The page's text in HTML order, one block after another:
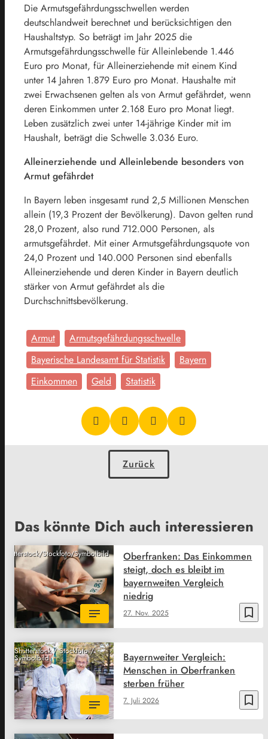
Die Armutsgefährdungsschwellen werden
deutschlandweit berechnet und berücksichtigen den
Haushaltstyp. So beträgt im Jahr 2025 die
Armutsgefährdungsschwelle für Alleinlebende 1.446
Euro pro Monat, für Alleinerziehende mit einem Kind
unter 14 Jahren 1.879 Euro pro Monat. Haushalte mit
zwei Erwachsenen gelten als von Armut gefährdet, wenn
deren Einkommen unter 2.168 Euro pro Monat liegt.
Leben zusätzlich zwei unter 14-jährige Kinder mit im
Haushalt, beträgt die Schwelle 3.036 Euro.
Alleinerziehende und Alleinlebende besonders von
Armut gefährdet
In Bayern leben insgesamt rund 2,5 Millionen Menschen
allein (19,3 Prozent der Bevölkerung). Davon gelten rund
28,0 Prozent, also rund 712.000 Personen, als
armutsgefährdet. Mit einer Armutsgefährdungsquote von
24,0 Prozent und 140.000 Personen sind ebenfalls
Alleinerziehende und deren Kinder in Bayern deutlich
stärker von Armut gefährdet als die
Durchschnittsbevölkerung.
Armut
Armutsgefährdungsschwelle
Bayerische Landesamt für Statistik
Bayern
Einkommen
Geld Statistik
Zurück
Das könnte Dich auch interessieren
Shutterstock/Stockfoto/Symbolbild
bookmark_border
27. Nov. 2025
Oberfranken: Das Einkommen
steigt, doch es bleibt im
bayernweiten Vergleich
niedrig
Shutterstock / Stockfoto /
Symbolbild
bookmark_border
7. Juli 2026
Bayernweiter Vergleich:
Menschen in Oberfranken
sterben früher